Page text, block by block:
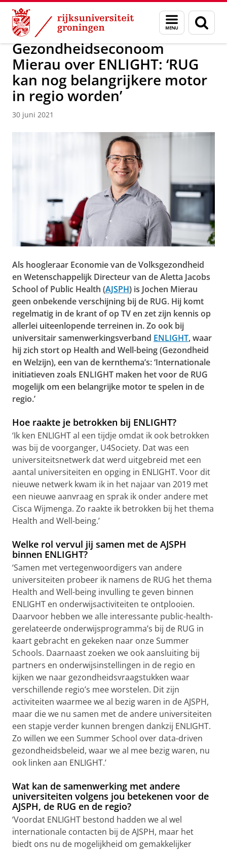
Skip
Content
Skip
Navigation
Menu
en
zoeken
Over ons Actueel Nieuws Nieuwsberichten
Gezondheidseconoom
Mierau over ENLIGHT: ‘RUG
kan nog belangrijkere motor
in regio worden’
30 juni 2021
Als hoogleraar Economie van de Volksgezondheid
en Wetenschappelijk Directeur van de Aletta Jacobs
School of Public Health (AJSPH) is Jochen Mierau
geen onbekende verschijning bij de RUG. Hij komt
regelmatig in de krant of op TV en zet zijn kennis op
allerlei uiteenlopende terreinen in. Zo ook bij
universitair samenwerkingsverband ENLIGHT, waar
hij zich stort op Health and Well-being (Gezondheid
en Welzijn), een van de kernthema’s: ‘Internationale
initiatieven zoals ENLIGHT maken het voor de RUG
mogelijk om een belangrijke motor te spelen in de
regio.’
Hoe raakte je betrokken bij ENLIGHT?
‘Ik ken ENLIGHT al een tijdje omdat ik ook betrokken
was bij de voorganger, U4Society. Dat was een
universiteitsnetwerk dat werd uitgebreid met een
aantal universiteiten en opging in ENLIGHT. Voor dit
nieuwe netwerk kwam ik in het najaar van 2019 met
een nieuwe aanvraag en sprak ik onder andere met
Cisca Wijmenga. Zo raakte ik betrokken bij het thema
Health and Well-being.’
Welke rol vervul jij samen met de AJSPH
binnen ENLIGHT?
‘Samen met vertegenwoordigers van andere
universiteiten probeer ik namens de RUG het thema
Health and Well-being invulling te geven binnen
ENLIGHT en onderwijsactiviteiten te ontplooien.
Daarvoor hebben we alle interessante public-health-
gerelateerde onderwijsprogramma’s bij de RUG in
kaart gebracht en gekeken naar onze Summer
Schools. Daarnaast zoeken we ook aansluiting bij
partners en onderwijsinstellingen in de regio en
kijken we naar gezondheidsvraagstukken waar
verschillende regio’s mee worstelen. Dit zijn
activiteiten waarmee we al bezig waren in de AJSPH,
maar die we nu samen met de andere universiteiten
een stapje verder kunnen brengen dankzij ENLIGHT.
Zo willen we een Summer School over data-driven
gezondheidsbeleid, waar we al mee bezig waren, nu
ook linken aan ENLIGHT.’
Wat kan de samenwerking met andere
universiteiten volgens jou betekenen voor de
AJSPH, de RUG en de regio?
‘Voordat ENLIGHT bestond hadden we al wel
internationale contacten bij de AJSPH, maar het
biedt ons nu de mogelijkheid om gemakkelijker